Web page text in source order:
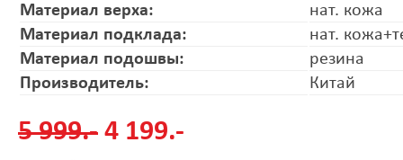
Материал верха:
нат. кожа
Материал подклада:
нат.
Материал подошвы:
резина
Производитель:
Китай
5 999.- 4 199.-